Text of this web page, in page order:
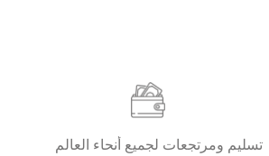
تسليم ومرتجعات لجميع أنحاء العالم